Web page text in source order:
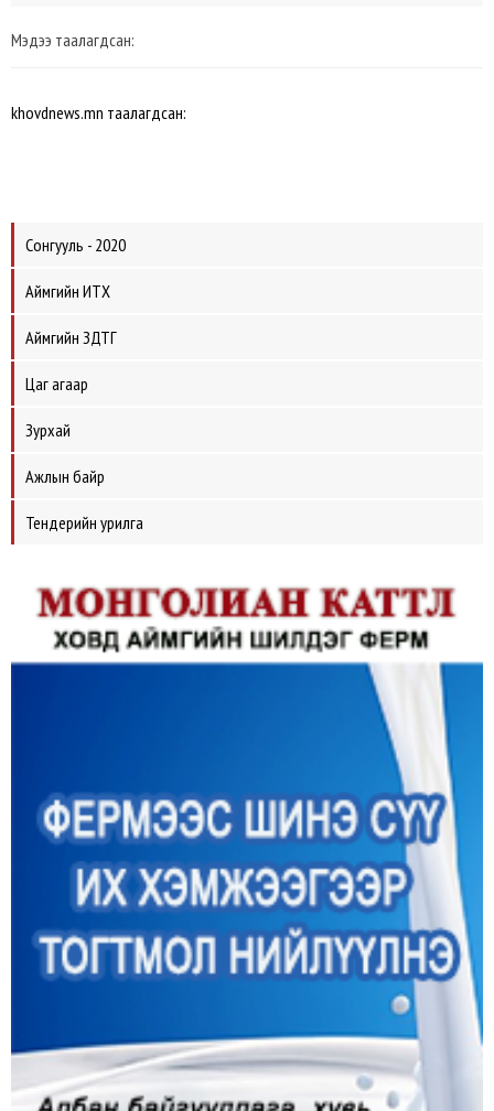
Мэдээ таалагдсан:
khovdnews.mn таалагдсан:
Сонгууль - 2020
Аймгийн ИТХ
Аймгийн ЗДТГ
Цаг агаар
Зурхай
Ажлын байр
Тендерийн урилга